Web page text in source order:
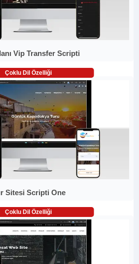
Vip Transfer Scripti
Çoklu Dil Özelliği
Sitesi Scripti One
Çoklu Dil Özelliği